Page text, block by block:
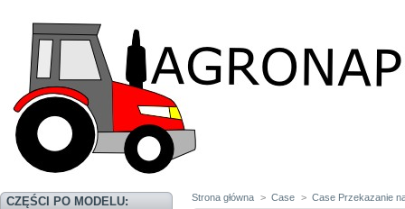
CZĘŚCI PO MODELU: Strona główna > Case > Case Przekazanie